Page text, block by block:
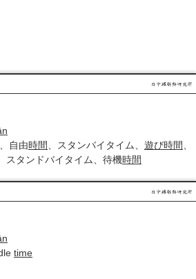
、自由時間 、スタンバイタイム、 遊び時間
、スタンドバイタイム、待機時間
time